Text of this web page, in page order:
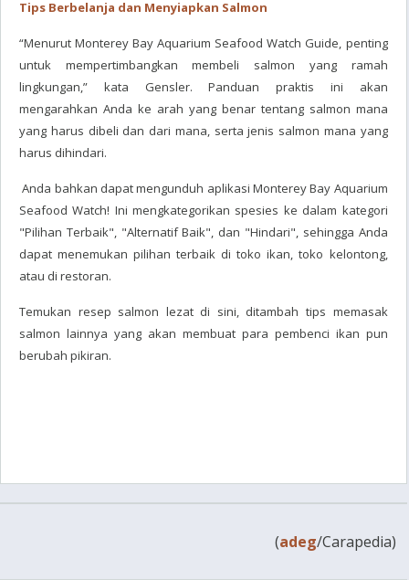
Tips Berbelanja dan Menyiapkan Salmon
“Menurut Monterey Bay Aquarium Seafood Watch Guide, penting
untuk mempertimbangkan membeli salmon yang ramah
lingkungan,” kata Gensler. Panduan praktis ini akan
mengarahkan Anda ke arah yang benar tentang salmon mana
yang harus dibeli dan dari mana, serta jenis salmon mana yang
harus dihindari.
Anda bahkan dapat mengunduh aplikasi Monterey Bay Aquarium
Seafood Watch! Ini mengkategorikan spesies ke dalam kategori
"Pilihan Terbaik", "Alternatif Baik", dan "Hindari", sehingga Anda
dapat menemukan pilihan terbaik di toko ikan, toko kelontong,
atau di restoran.
Temukan resep salmon lezat di sini, ditambah tips memasak
salmon lainnya yang akan membuat para pembenci ikan pun
berubah pikiran.
(adeg/Carapedia)